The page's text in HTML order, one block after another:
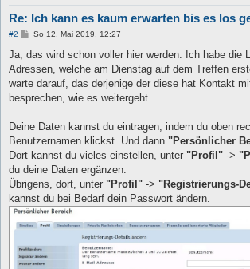
Re: Ich kann es kaum erwarten bis es los
#2
B
i
r
a
So 12. Mai 2019, 12:27
Ja, das wird schon voller hier werden. Ich habe die
Adressen, welche am Dienstag auf dem Treffen
warte darauf, das derjenige der diese hat Kontakt
besprechen, wie es weitergeht.
Deine Daten kannst du eintragen, indem du oben
Benutzernamen klickst. Und dann "Persönlicher
Dort kannst du vieles einstellen, unter "Profil" ->
du deine Daten ergänzen.
Übrigens, dort, unter "Profil" -> "Registrierungs-
kannst du bei Bedarf dein Passwort ändern.